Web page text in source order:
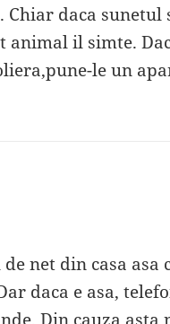
daca
animal il simte.
le un
net din casa asa
daca e asa,
Din cauza asta